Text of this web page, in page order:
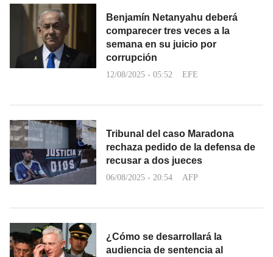
Benjamín Netanyahu deberá
comparecer tres veces a la
semana en su juicio por
corrupción
12/08/2025 - 05:52 EFE
Tribunal del caso Maradona
rechaza pedido de la defensa de
recusar a dos jueces
06/08/2025 - 20:54 AFP
¿Cómo se desarrollará la
audiencia de sentencia al